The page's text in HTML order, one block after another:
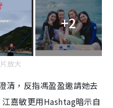
+2
放大
清，反指馮盈盈邀請她去
嘉敏更用Hashtag暗示自